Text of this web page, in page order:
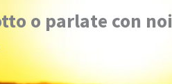
o parlate con noi